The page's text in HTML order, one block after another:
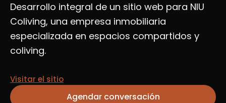
Desarrollo integral de un sitio web para NIU
Coliving, una empresa inmobiliaria
especializada en espacios compartidos y
coliving.
Visitar el sitio
Agendar conversación